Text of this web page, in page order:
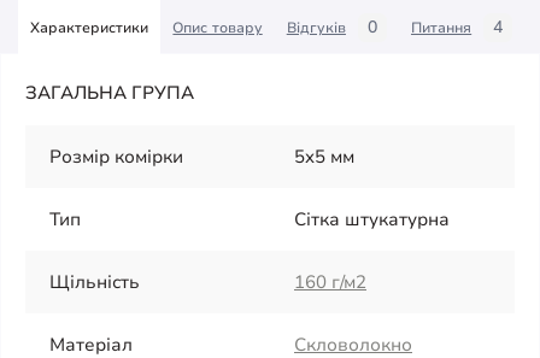
Характеристики Опис товару Відгуків 0 Питання 4
ЗАГАЛЬНА ГРУПА
Розмір комірки 5x5 мм
Тип Сітка штукатурна
Щільність 160 г/м2
Матеріал Скловолокно